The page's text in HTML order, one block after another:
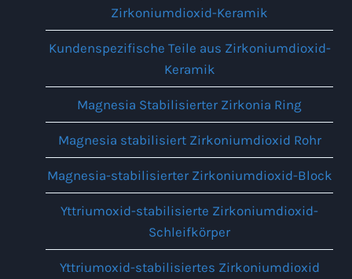
Zirkoniumdioxid-Keramik
Kundenspezifische Teile aus Zirkoniumdioxid-
Keramik
Magnesia Stabilisierter Zirkonia Ring
Magnesia stabilisiert Zirkoniumdioxid Rohr
Magnesia-stabilisierter Zirkoniumdioxid-Block
Yttriumoxid-stabilisierte Zirkoniumdioxid-
Schleifkörper
Yttriumoxid-stabilisiertes Zirkoniumdioxid